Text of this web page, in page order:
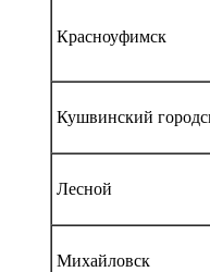
Красноуфимск
Кушвинский
Лесной
Михайловск